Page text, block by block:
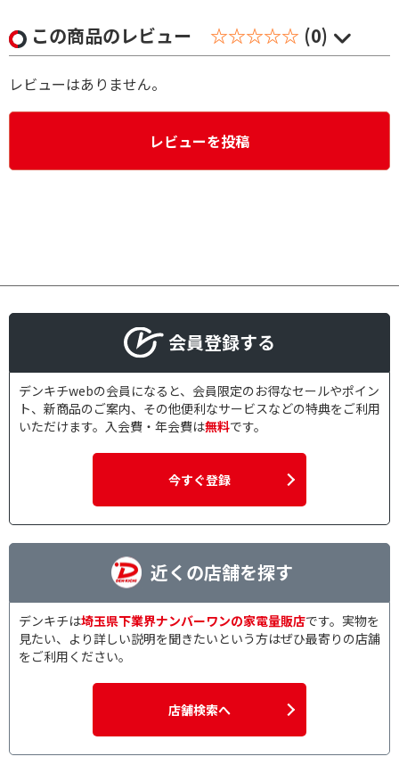
この商品のレビュー ☆☆☆☆☆ (0)
レビューはありません。
レビューを投稿
会員登録する
デンキチwebの会員になると、会員限定のお得なセールやポイン
ト、新商品のご案内、その他便利なサービスなどの特典をご利用
いただけます。入会費・年会費は無料です。
今すぐ登録
近くの店舗を探す
デンキチは埼玉県下業界ナンバーワンの家電量販店です。実物を
見たい、より詳しい説明を聞きたいという方はぜひ最寄りの店舗
をご利用ください。
店舗検索へ